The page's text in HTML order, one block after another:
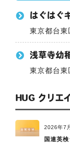
はぐはぐ
東京都台
浅草寺幼
東京都台東
HUG クリエ
2026年7
国連英